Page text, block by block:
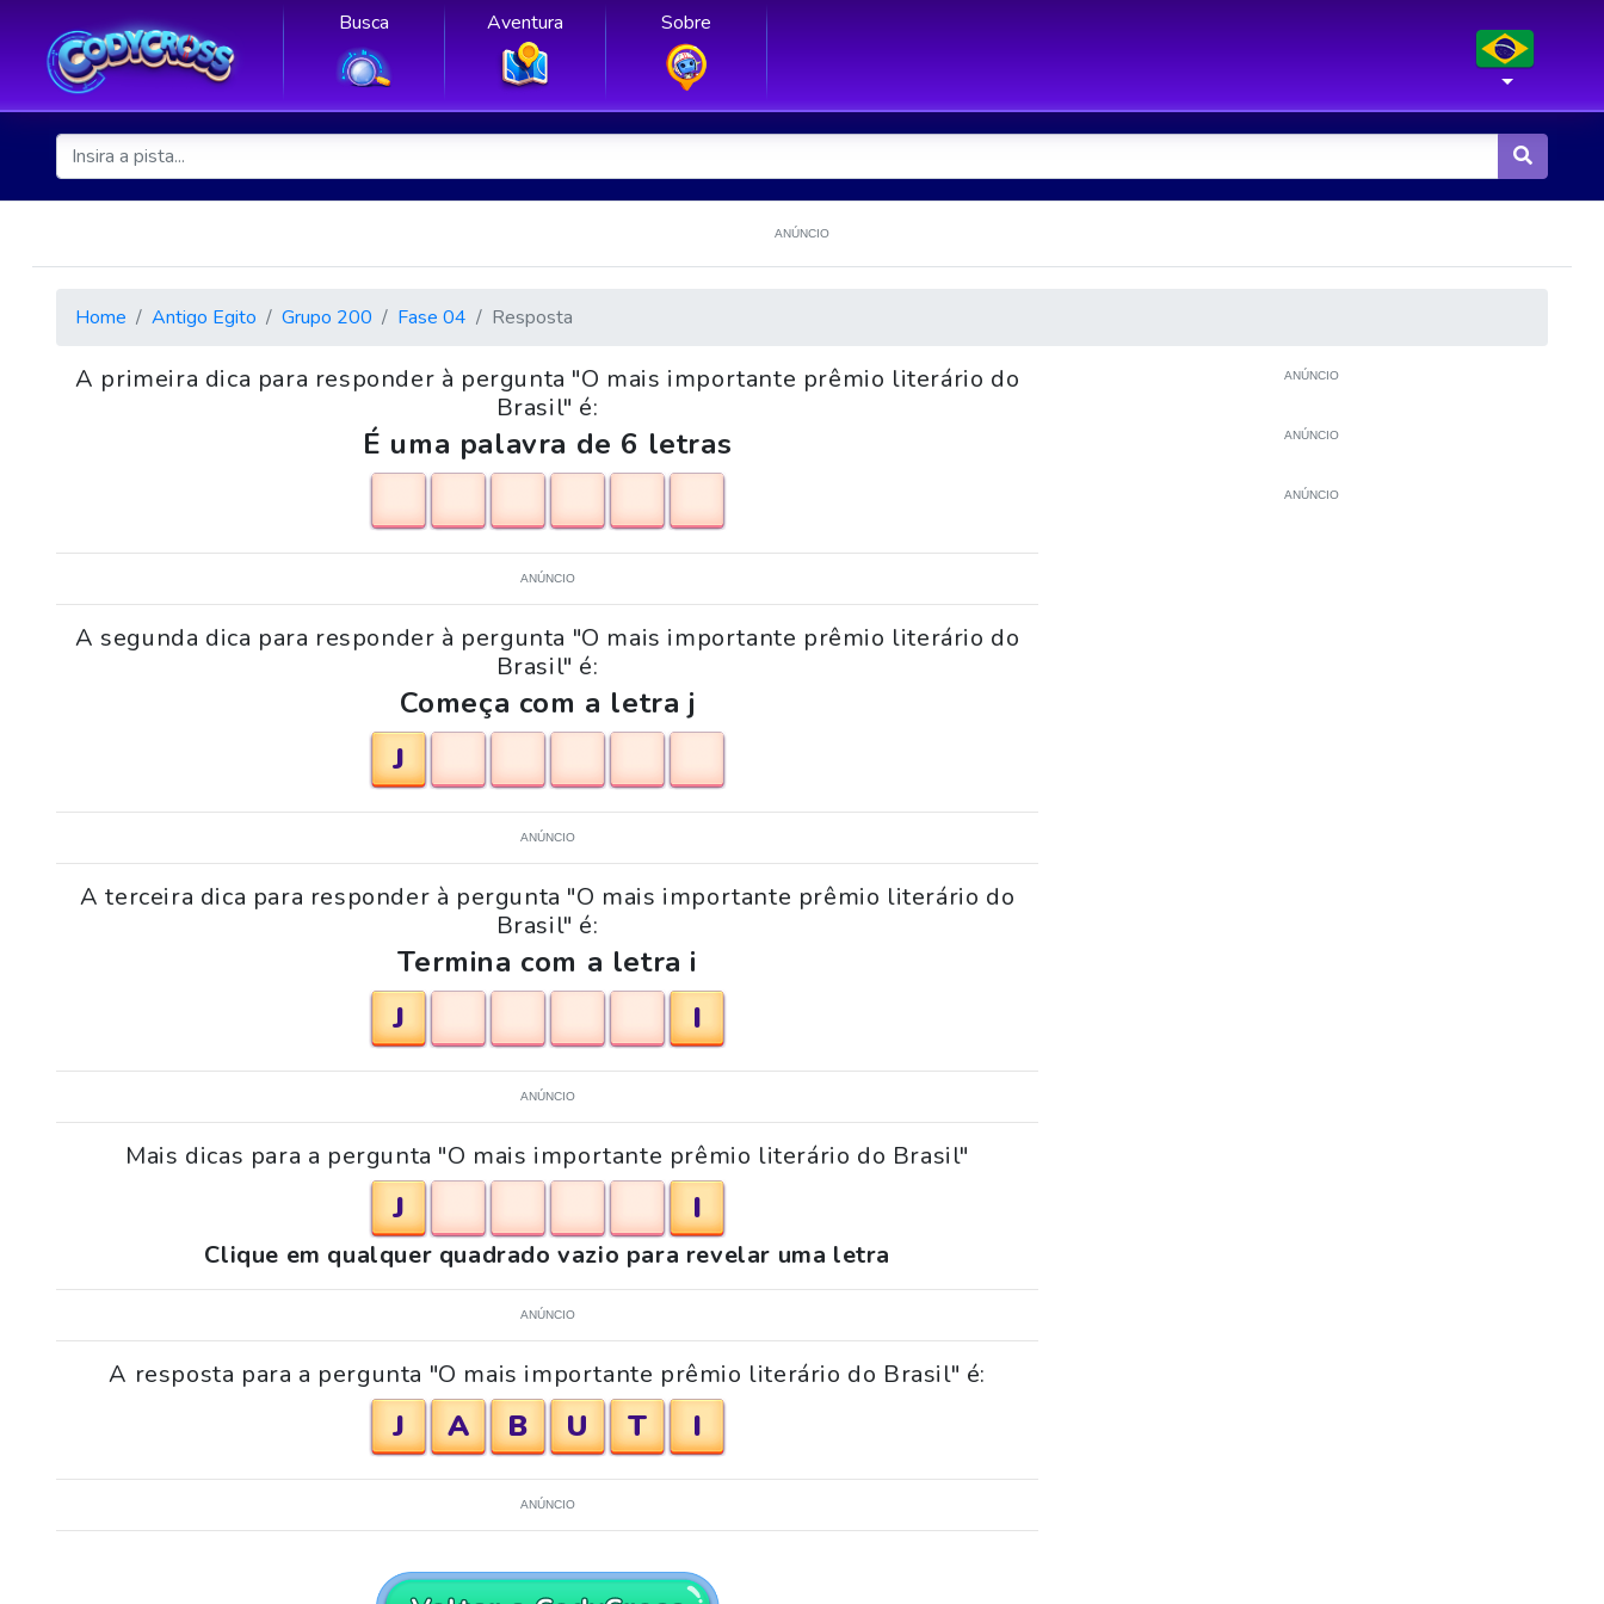
Busca Aventura Sobre
ANÚNCIO
Home Antigo Egito Grupo 200 Fase 04 Resposta
A primeira dica para responder à pergunta "O mais importante prêmio literário do
Brasil" é:
É uma palavra de 6 letras
ANÚNCIO
A segunda dica para responder à pergunta "O mais importante prêmio literário do
Brasil" é:
Começa com a letra j
J
ANÚNCIO
A terceira dica para responder à pergunta "O mais importante prêmio literário do
Brasil" é:
Termina com a letra i
J
I
ANÚNCIO
Mais dicas para a pergunta "O mais importante prêmio literário do Brasil"
J I
Clique em qualquer quadrado vazio para revelar uma letra
ANÚNCIO
A resposta para a pergunta "O mais importante prêmio literário do Brasil" é:
J A B U T I
ANÚNCIO
ANÚNCIO
ANÚNCIO
ANÚNCIO